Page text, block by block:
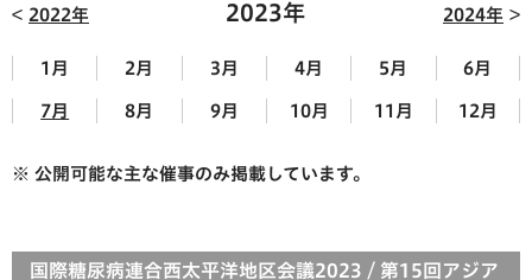
2022年 2023年 2024年
1月 2月 3月 4月 5月 6月
7月 8月 9月 10月 11月 12月
※ 公開可能な主な催事のみ掲載しています。
国際糖尿病連合西太平洋地区会議2023 / 第15回アジア